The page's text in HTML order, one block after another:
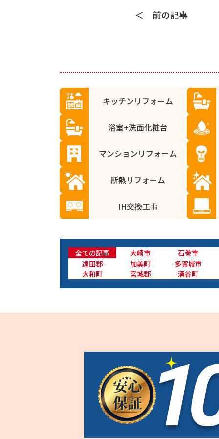
前の記事
キッチンリフォーム
浴室+洗面化粧台
マンションリフォーム
断熱リフォーム
IH交換工事
全ての記事 大崎市
石巻市
遠田郡
加美町
多賀城市
大和町
宮城郡 涌谷町